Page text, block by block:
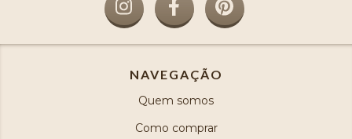
NAVEGAÇÃO
Quem somos
Como comprar